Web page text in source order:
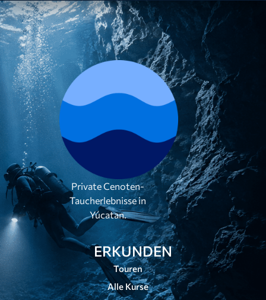
Private Cenoten-
Taucherlebnisse in
Yúcatan.
ERKUNDEN
Touren
Alle Kurse